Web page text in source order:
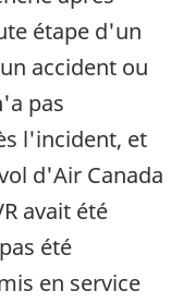
étape d'un
accident ou
pas
l'incident, et
d'Air Canada
avait été
été
en service